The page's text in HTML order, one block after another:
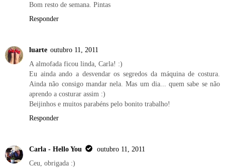
Bom resto de semana. Pintas
Responder
luarte outubro 11, 2011
A almofada ficou linda, Carla! :)
Eu ainda ando a desvendar os segredos da máquina de costura.
Ainda não consigo mandar nela. Mas um dia... quem sabe se não
aprendo a costurar assim :)
Beijinhos e muitos parabéns pelo bonito trabalho!
Responder
Carla - Hello You
outubro 11, 2011
Ceu, obrigada :)